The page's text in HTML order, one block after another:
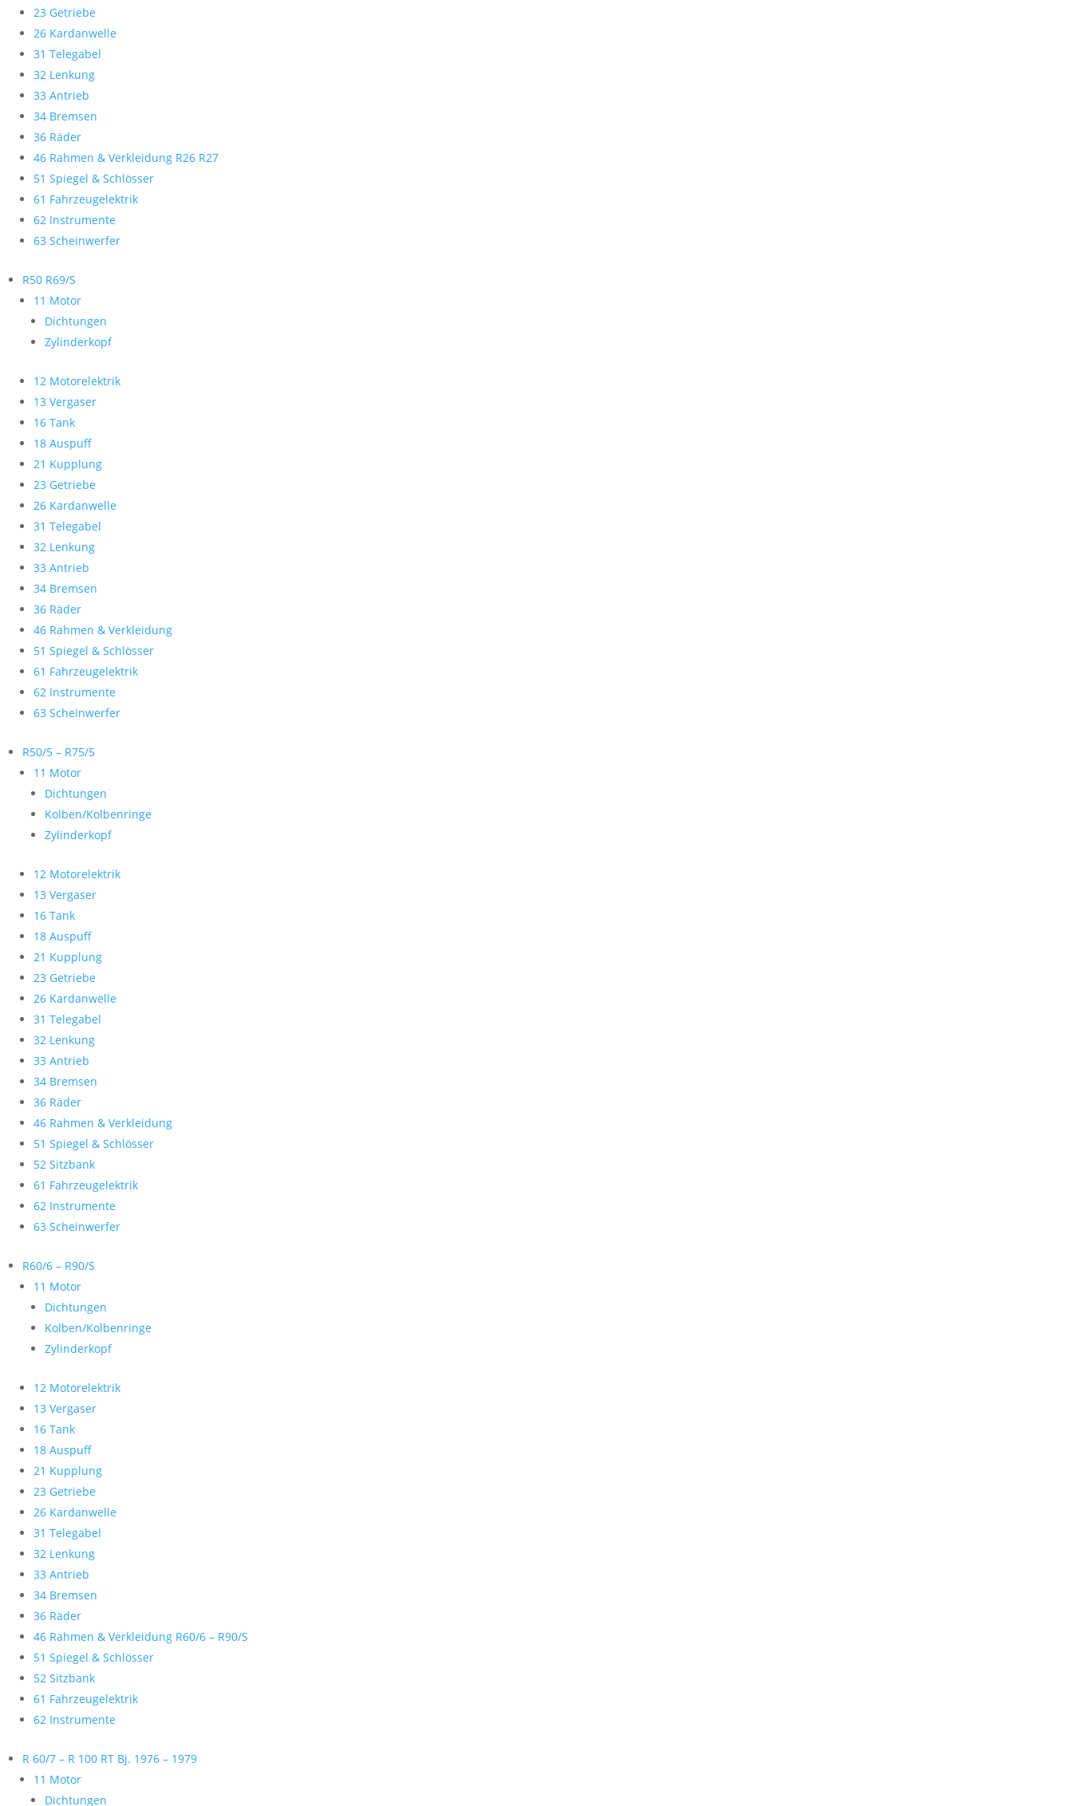
23 Getriebe
26 Kardanwelle
31 Telegabel
32 Lenkung
33 Antrieb
34 Bremsen
36 Räder
46 Rahmen & Verkleidung R26 R27
51 Spiegel & Schlösser
61 Fahrzeugelektrik
62 Instrumente
63 Scheinwerfer
R50 R69/S
11 Motor
Dichtungen
Zylinderkopf
12 Motorelektrik
13 Vergaser
16 Tank
18 Auspuff
21 Kupplung
23 Getriebe
26 Kardanwelle
31 Telegabel
32 Lenkung
33 Antrieb
34 Bremsen
36 Räder
46 Rahmen & Verkleidung
51 Spiegel & Schlösser
61 Fahrzeugelektrik
62 Instrumente
63 Scheinwerfer
R50/5 – R75/5
11 Motor
Dichtungen
Kolben/Kolbenringe
Zylinderkopf
12 Motorelektrik
13 Vergaser
16 Tank
18 Auspuff
21 Kupplung
23 Getriebe
26 Kardanwelle
31 Telegabel
32 Lenkung
33 Antrieb
34 Bremsen
36 Räder
46 Rahmen & Verkleidung
51 Spiegel & Schlösser
52 Sitzbank
61 Fahrzeugelektrik
62 Instrumente
63 Scheinwerfer
R60/6 – R90/S
11 Motor
Dichtungen
Kolben/Kolbenringe
Zylinderkopf
12 Motorelektrik
13 Vergaser
16 Tank
18 Auspuff
21 Kupplung
23 Getriebe
26 Kardanwelle
31 Telegabel
32 Lenkung
33 Antrieb
34 Bremsen
36 Räder
46 Rahmen & Verkleidung R60/6 – R90/S
51 Spiegel & Schlösser
52 Sitzbank
61 Fahrzeugelektrik
62 Instrumente
R 60/7 – R 100 RT Bj. 1976 – 1979
11 Motor
Dichtungen